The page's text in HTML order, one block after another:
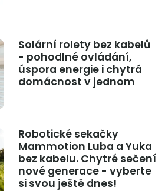
Solární rolety bez kabelů
- pohodlné ovládání,
úspora energie i chytrá
domácnost v jednom
Robotické sekačky
Mammotion Luba a Yuka
bez kabelu. Chytré sečení
nové generace - vyberte
si svou ještě dnes!